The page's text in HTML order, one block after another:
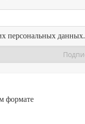
персональных данных.
формате